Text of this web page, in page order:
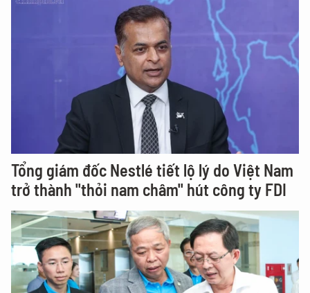
Tổng giám đốc Nestlé tiết lộ lý do Việt Nam
trở thành "thỏi nam châm" hút công ty FDI